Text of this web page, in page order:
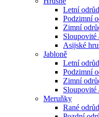
Letní
Podzimní
Zimní
Asijské
Jabloně
Letní
Podzimní
Zimní
Meruňky
Rané